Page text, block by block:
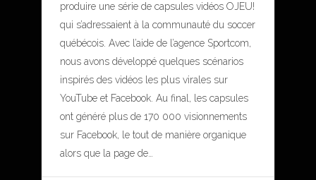
produire une série de capsules vidéos OJEU!
qui s’adressaient à la communauté du soccer
québécois. Avec l’aide de l’agence Sportcom,
nous avons développé quelques scénarios
inspirés des vidéos les plus virales sur
YouTube et Facebook. Au final, les capsules
ont généré plus de 170 000 visionnements
sur Facebook, le tout de manière organique
alors que la page de…